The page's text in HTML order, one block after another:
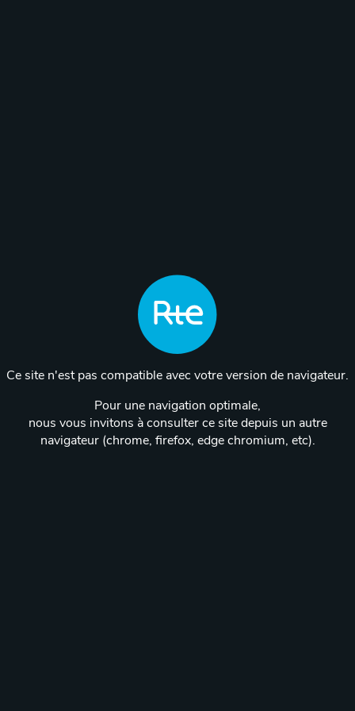
Ce site n'est pas compatible avec votre version de navigateur.
Pour une navigation optimale,
nous vous invitons à consulter ce site depuis un autre
navigateur (chrome, firefox, edge chromium, etc).